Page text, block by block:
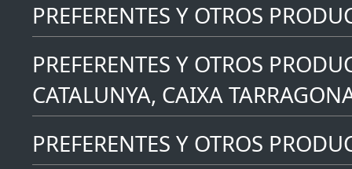
PREFERENTES Y OTROS
PREFERENTES Y OTROS
CATALUNYA, CAIXA
PREFERENTES Y OTROS